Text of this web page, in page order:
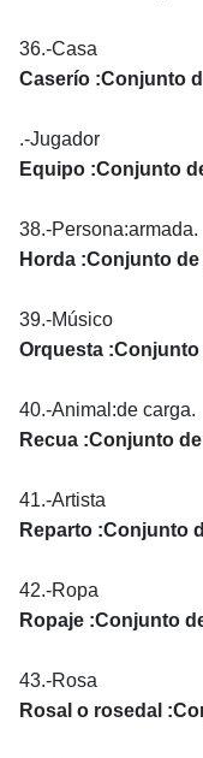
36.-Casa
Caserío :Conjunto
.-Jugador
Equipo :Conjunto
38.-Persona:armada.
Horda :Conjunto
39.-Músico
Orquesta
40.-Animal:de carga.
Recua :Conjunto
41.-Artista
Reparto :Conjunto
42.-Ropa
Ropaje :Conjunto
43.-Rosa
Rosal o rosedal